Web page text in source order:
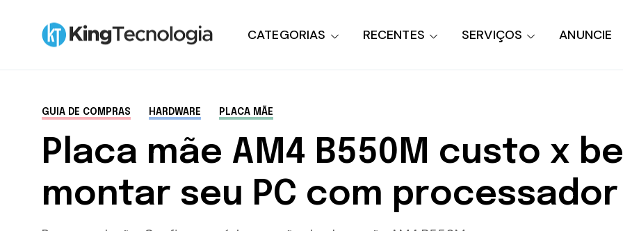
CATEGORIAS RECENTES
Hardware
Windows
SERVIÇOS ANUNCIE
GUIA DE COMPRAS HARDWARE PLACA MÃE
Placa mãe AM4 B550M custo x
montar seu PC com processador